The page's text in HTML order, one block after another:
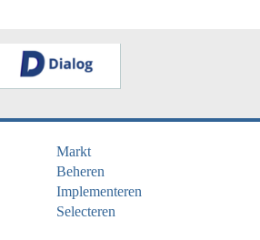
Markt
Beheren
Implementeren
Selecteren